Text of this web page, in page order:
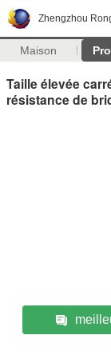
Zhengzhou
Maison
Taille élevée
résistance de